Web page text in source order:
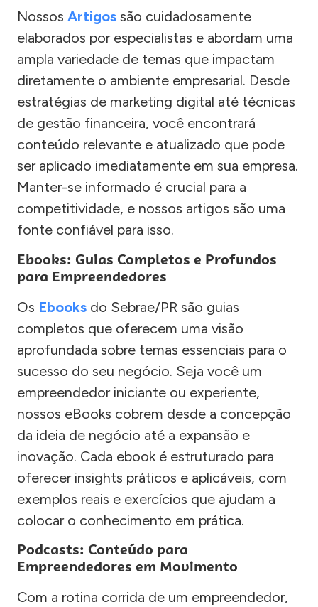
Nossos Artigos são cuidadosamente
elaborados por especialistas e abordam uma
ampla variedade de temas que impactam
diretamente o ambiente empresarial. Desde
estratégias de marketing digital até técnicas
de gestão financeira, você encontrará
conteúdo relevante e atualizado que pode
ser aplicado imediatamente em sua empresa.
Manter-se informado é crucial para a
competitividade, e nossos artigos são uma
fonte confiável para isso.
Ebooks: Guias Completos e Profundos
para Empreendedores
Os Ebooks do Sebrae/PR são guias
completos que oferecem uma visão
aprofundada sobre temas essenciais para o
sucesso do seu negócio. Seja você um
empreendedor iniciante ou experiente,
nossos eBooks cobrem desde a concepção
da ideia de negócio até a expansão e
inovação. Cada ebook é estruturado para
oferecer insights práticos e aplicáveis, com
exemplos reais e exercícios que ajudam a
colocar o conhecimento em prática.
Podcasts: Conteúdo para
Empreendedores em Movimento
Com a rotina corrida de um empreendedor,